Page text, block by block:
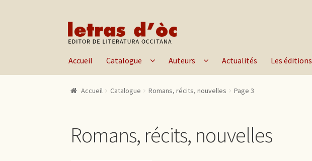
Aller à la navigation
Aller au contenu
Accueil Catalogue Auteurs Actualités Les éditions
Accueil Catalogue Romans, récits, nouvelles Page 3
Romans, récits, nouvelles